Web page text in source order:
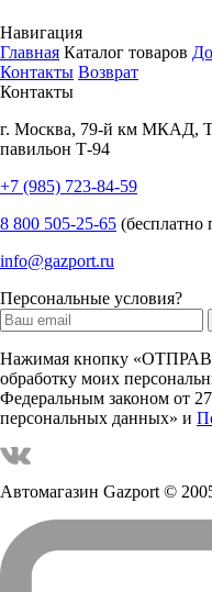
Навигация
Главная Каталог товаров
Контакты Возврат
Контакты
г. Москва, 79-й км МКАД,
павильон Т-94
+7 (985) 723-84-59
8 800 505-25-65
info@gazport.ru
Персональные условия?
Нажимая кнопку
обработку моих
Федеральным законом от
персональных данных» и
Автомагазин Gazport©